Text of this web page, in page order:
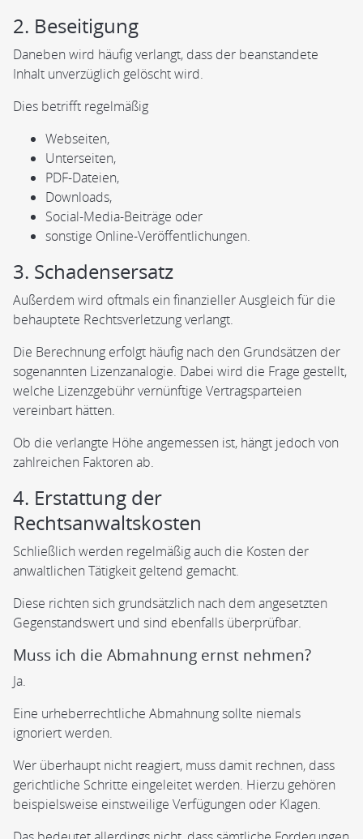
2. Beseitigung
Daneben wird häufig verlangt, dass der beanstandete
Inhalt unverzüglich gelöscht wird.
Dies betrifft regelmäßig
Webseiten,
Unterseiten,
PDF-Dateien,
Downloads,
Social-Media-Beiträge oder
sonstige Online-Veröffentlichungen.
3. Schadensersatz
Außerdem wird oftmals ein finanzieller Ausgleich für die
behauptete Rechtsverletzung verlangt.
Die Berechnung erfolgt häufig nach den Grundsätzen der
sogenannten Lizenzanalogie. Dabei wird die Frage gestellt,
welche Lizenzgebühr vernünftige Vertragsparteien
vereinbart hätten.
Ob die verlangte Höhe angemessen ist, hängt jedoch von
zahlreichen Faktoren ab.
4. Erstattung der
Rechtsanwaltskosten
Schließlich werden regelmäßig auch die Kosten der
anwaltlichen Tätigkeit geltend gemacht.
Diese richten sich grundsätzlich nach dem angesetzten
Gegenstandswert und sind ebenfalls überprüfbar.
Muss ich die Abmahnung ernst nehmen?
Ja.
Eine urheberrechtliche Abmahnung sollte niemals
ignoriert werden.
Wer überhaupt nicht reagiert, muss damit rechnen, dass
gerichtliche Schritte eingeleitet werden. Hierzu gehören
beispielsweise einstweilige Verfügungen oder Klagen.